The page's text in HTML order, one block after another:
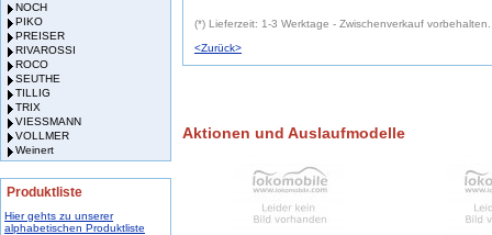
NOCH
PIKO
PREISER
RIVAROSSI
ROCO
SEUTHE
TILLIG
TRIX
VIESSMANN
VOLLMER
Weinert
Produktliste
Hier gehts zu unserer
alphabetischen Produktliste
(*) Lieferzeit: 1-3 Werktage - Zwischenverkauf vorbehalten.
<Zurück>
Aktionen und Auslaufmodelle